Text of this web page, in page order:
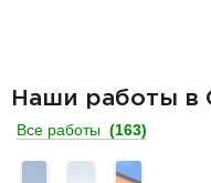
Наши работы в
Все работы (163)